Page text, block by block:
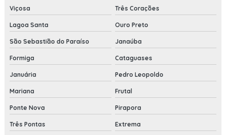
Viçosa Três Corações
Lagoa Santa Ouro Preto
São Sebastião do Paraíso Janaúba
Formiga Cataguases
Januária Pedro Leopoldo
Mariana Frutal
Ponte Nova Pirapora
Três Pontas Extrema